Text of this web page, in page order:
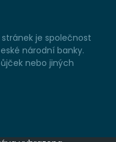
je společnost
národní banky.
nebo jiných